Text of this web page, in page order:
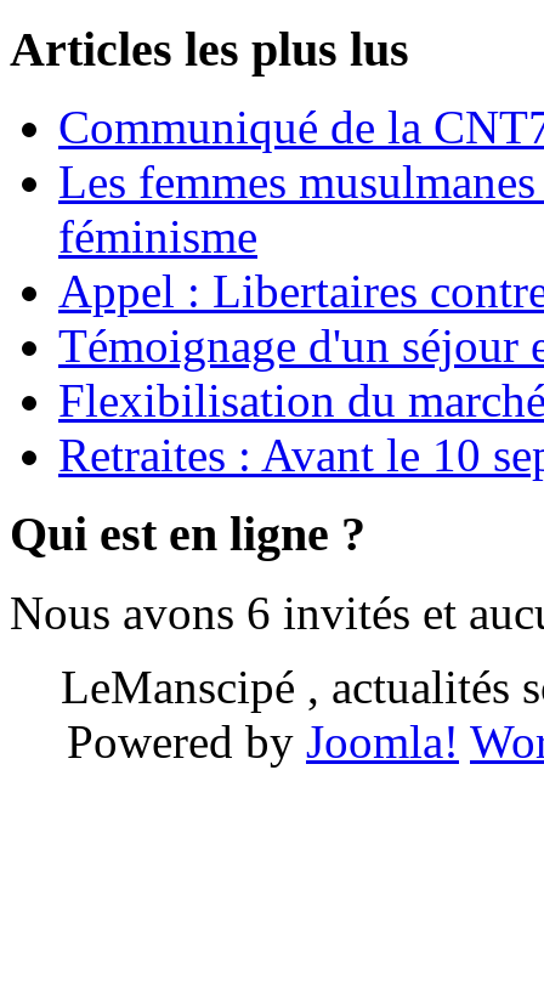
Articles les plus lus
Communiqué de la
Les femmes
féminisme
Appel : Libertaires
Témoignage d'un séjour
Flexibilisation du
Retraites : Avant le 10
Qui est en ligne ?
Nous avons 6 invités et
LeManscipé , actualités
Powered by Joomla!